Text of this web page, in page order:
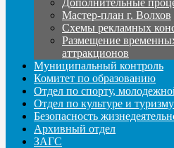
Дополнительные
Мастер-план г. Волхов
Схемы рекламных
Размещение
аттракционов
Муниципальный контроль
Комитет по образованию
Отдел по спорту,
Отдел по культуре и туризму
Безопасность
Архивный отдел
ЗАГС